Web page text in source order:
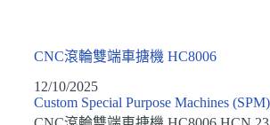
CNC滾輪雙端車搪機 HC8006
12/10/2025
Custom Special Purpose Machines (SPM)